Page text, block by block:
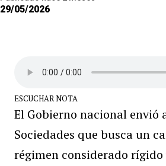
29/05/2026
ESCUCHAR NOTA
El Gobierno nacional envió
Sociedades que busca un
régimen considerado